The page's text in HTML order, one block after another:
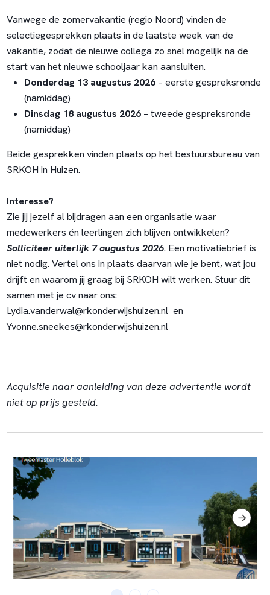
Vanwege de zomervakantie (regio Noord) vinden de
selectiegesprekken plaats in de laatste week van de
vakantie, zodat de nieuwe collega zo snel mogelijk na de
start van het nieuwe schooljaar kan aansluiten.
Donderdag 13 augustus 2026 – eerste gespreksronde
(namiddag)
Dinsdag 18 augustus 2026– tweede gespreksronde
(namiddag)
Beide gesprekken vinden plaats op het bestuursbureau van
SRKOH in Huizen.
Interesse?
Zie jij jezelf al bijdragen aan een organisatie waar
medewerkers én leerlingen zich blijven ontwikkelen?
Solliciteer uiterlijk 7 augustus 2026. Een motivatiebrief is
niet nodig. Vertel ons in plaats daarvan wie je bent, wat jou
drijft en waarom jij graag bij SRKOH wilt werken. Stuur dit
samen met je cv naar ons:
Lydia.vanderwal@rkonderwijshuizen.nl en
Yvonne.sneekes@rkonderwijshuizen.nl
Acquisitie naar aanleiding van deze advertentie wordt
niet op prijs gesteld.